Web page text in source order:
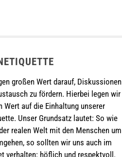
großen Wert darauf, Diskussionen
zu fördern. Hierbei legen wir
Wert auf die Einhaltung unserer
Unser Grundsatz lautet: So wie
realen Welt mit den Menschen um
so sollten wir uns auch im
verhalten: höflich und respektvoll.